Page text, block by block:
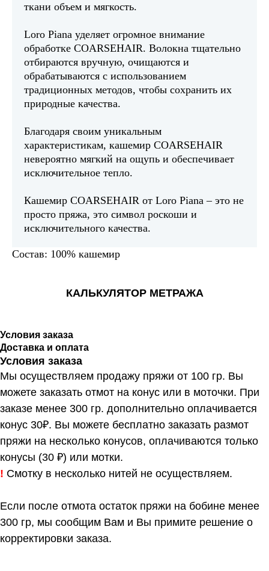
ткани объем и мягкость.
Loro Piana уделяет огромное внимание
обработке COARSEHAIR. Волокна тщательно
отбираются вручную, очищаются и
обрабатываются с использованием
традиционных методов, чтобы сохранить их
природные качества.
Благодаря своим уникальным
характеристикам, кашемир COARSEHAIR
невероятно мягкий на ощупь и обеспечивает
исключительное тепло.
Кашемир COARSEHAIR от Loro Piana – это не
просто пряжа, это символ роскоши и
исключительного качества.
Состав: 100% кашемир
КАЛЬКУЛЯТОР МЕТРАЖА
Условия заказа
Доставка и оплата
Условия заказа
Мы осуществляем продажу пряжи от 100 гр. Вы
можете заказать отмот на конус или в моточки. При
заказе менее 300 гр. дополнительно оплачивается
конус 30₽. Вы можете бесплатно заказать размот
пряжи на несколько конусов, оплачиваются только
конусы (30 ₽) или мотки.
! Смотку в несколько нитей не осуществляем.
Если после отмота остаток пряжи на бобине менее
300 гр, мы сообщим Вам и Вы примите решение о
корректировки заказа.